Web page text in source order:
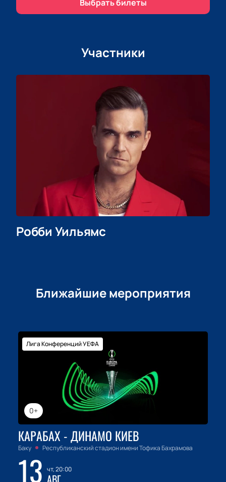
этого уникального мероприятия.
Выбрать билеты
Участники
Робби Уильямс
Ближайшие мероприятия
0+
Лига Конференций УЕФА
КАРАБАХ - ДИНАМО КИЕВ
Баку Республиканский стадион имени Тофика Бахрамова
13 чт, 20:00